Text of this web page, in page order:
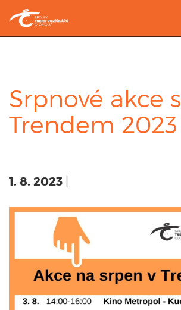
Srpnové akce s
Trendem 2023
1. 8. 2023